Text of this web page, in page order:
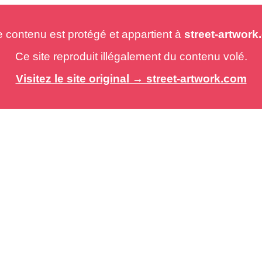
est protégé et appartient à street-
Ce site reproduit illégalement du contenu volé.
Visitez le site original → street-artwork.com